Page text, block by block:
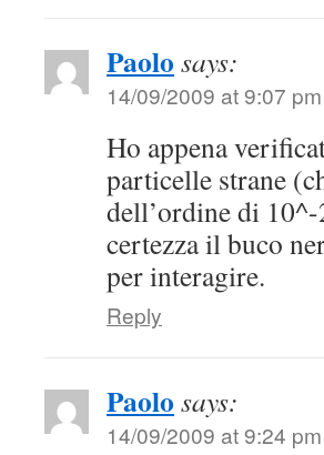
Paolo says:
14/09/2009 at 9:07 pm
Ho appena
particelle strane
dell’ordine di
certezza il buco
per interagire.
Reply
Paolo says:
14/09/2009 at 9:24 pm